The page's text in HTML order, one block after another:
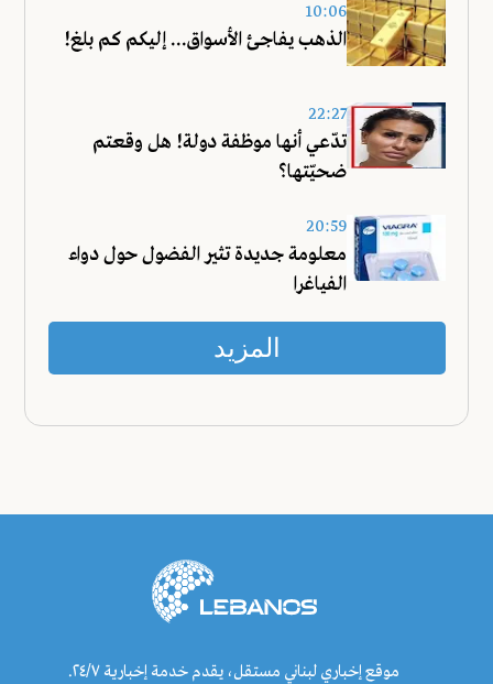
10:06
الذهب يفاجئ الأسواق... إليكم كم بلغ!
22:27
تدّعي أنها موظفة دولة! هل وقعتم
ضحيّتها؟
20:59
معلومة جديدة تثير الفضول حول دواء
الفياغرا
المزيد
موقع إخباري لبناني مستقل، يقدم خدمة إخبارية ٢٤/٧.